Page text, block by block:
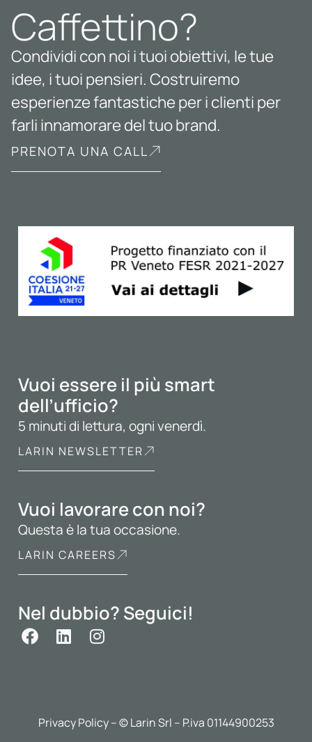
Caffettino?
Condividi con noi i tuoi obiettivi, le tue
idee, i tuoi pensieri. Costruiremo
esperienze fantastiche per i clienti per
farli innamorare del tuo brand.
PRENOTA UNA CALL
Vuoi essere il più smart
dell’ufficio?
5 minuti di lettura, ogni venerdì.
LARIN NEWSLETTER
Vuoi lavorare con noi?
Questa è la tua occasione.
LARIN CAREERS
Nel dubbio? Seguici!
Privacy Policy– © Larin Srl – P.iva 01144900253